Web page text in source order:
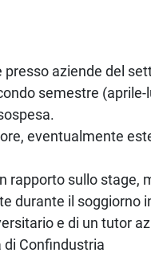
presso aziende del
semestre (aprile-
eventualmente
rapporto sullo stage,
durante il soggiorno
e di un tutor
di Confindustria